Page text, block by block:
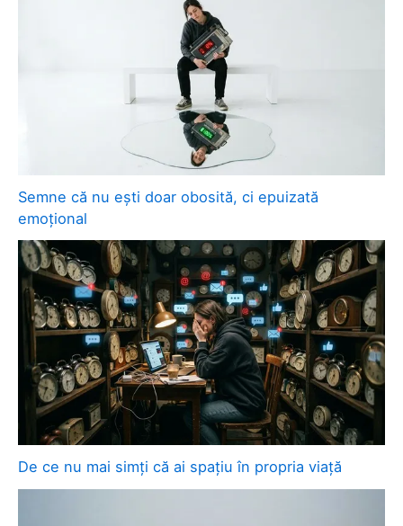
Semne că nu ești doar obosită, ci epuizată
emoțional
De ce nu mai simți că ai spațiu în propria viață